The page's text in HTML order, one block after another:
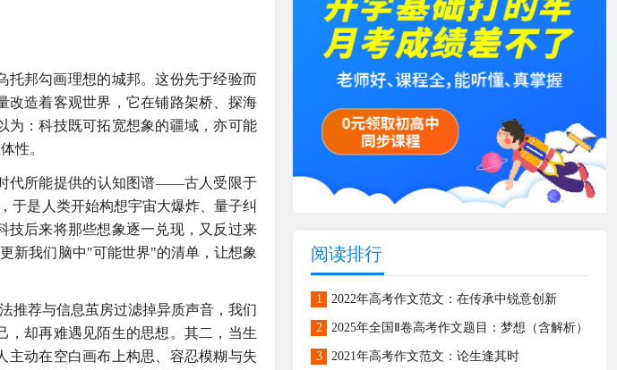
邦勾画理想的城邦。这份先于经验而
改造着客观世界，它在铺路架桥、探海
为：科技既可拓宽想象的疆域，亦可能
性。
代所能提供的认知图谱——古人受限于
于是人类开始构想宇宙大爆炸、量子纠
技后来将那些想象逐一兑现，又反过来
新我们脑中"可能世界"的清单，让想象
推荐与信息茧房过滤掉异质声音，我们
却再难遇见陌生的思想。其二，当生
动在空白画布上构思、容忍模糊与失
阅读排行
1 2022年高考作文范文：在传承中锐意创新
2 2025年全国Ⅱ卷高考作文题目：梦想（含解析）
3 2021年高考作文范文：论生逢其时